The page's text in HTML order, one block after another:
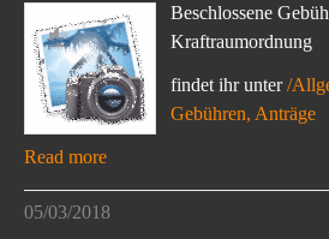
Beschlossene
Kraftraumordnung
findet ihr unter/
Gebühren, Anträge
Read more
05/03/2018